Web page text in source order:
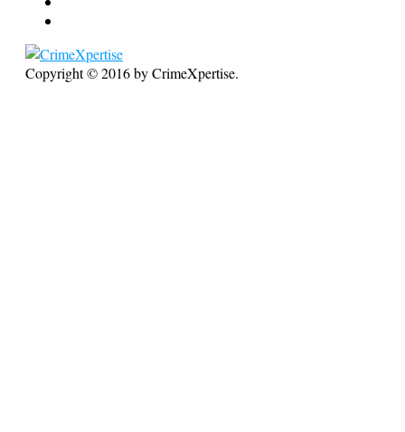
Copyright © 2016 by CrimeXpertise.